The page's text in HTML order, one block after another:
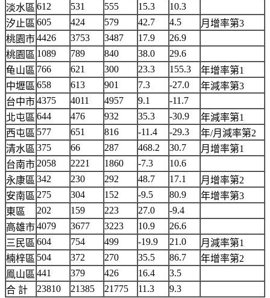
淡水區 612 531 555 15.3
10.3
汐止區 605 424 579 42.7 4.5
月增率第3
桃園市4426 3753 3487 17.9
26.9
桃園區 1089 789 840 38.0
29.6
龟山區 766 621 300 23.3 155.3
年增率第1
中壢區 658 613 901 7.3 -27.0
年減率第3
台中市4375 4011 4957 9.1
-11.7
北屯區 644 476 932 35.3 -30.9
年減率第1
西屯區 577 651 816 -11.4 -29.3
年/月減率第2
清水區 375 66 287 468.2 30.7
月增率第1
台南市 2058 2221 1860 -7.3
10.6
永康區 342 230 292 48.7 17.1
月增率第2
安南區 275 304 152 -9.5 80.9
年增率第3
東區
202 159 223 27.0
-9.4
高雄市4079 3677 3223 10.9
26.6
三民區 604 754 499 -19.9 21.0
月減率第1
楠梓區 504 372 270 35.5 86.7
年增率第2
鳯山區 441 379 426 16.4
3.5
合 計
23810 21385 21775 11.3
9.3